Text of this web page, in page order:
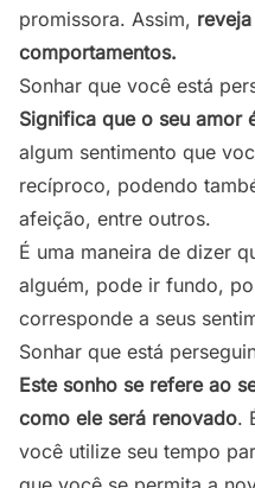
promissora. Assim,
comportamentos.
Sonhar que você está
Significa que o seu amor
algum sentimento que
recíproco, podendo
afeição, entre outros.
É uma maneira de dizer
alguém, pode ir fundo,
corresponde a seus
Sonhar que está
Este sonho se refere ao
como ele será renovado.
você utilize seu tempo